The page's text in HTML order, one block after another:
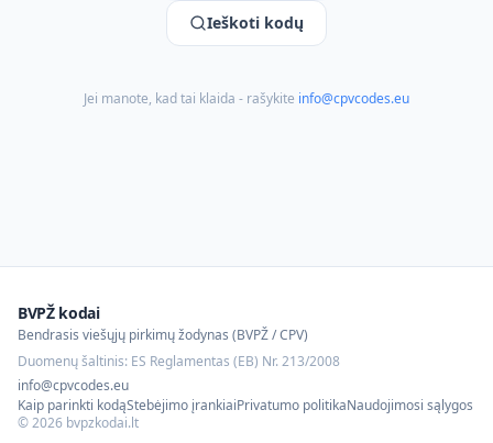
Ieškoti kodų
Jei manote, kad tai klaida - rašykite info@cpvcodes.eu
BVPŽ kodai
Bendrasis viešųjų pirkimų žodynas (BVPŽ / CPV)
Duomenų šaltinis: ES Reglamentas (EB) Nr. 213/2008
info@cpvcodes.eu
Kaip parinkti kodąStebėjimo įrankiaiPrivatumo politikaNaudojimosi sąlygos
©2026 bvpzkodai.lt